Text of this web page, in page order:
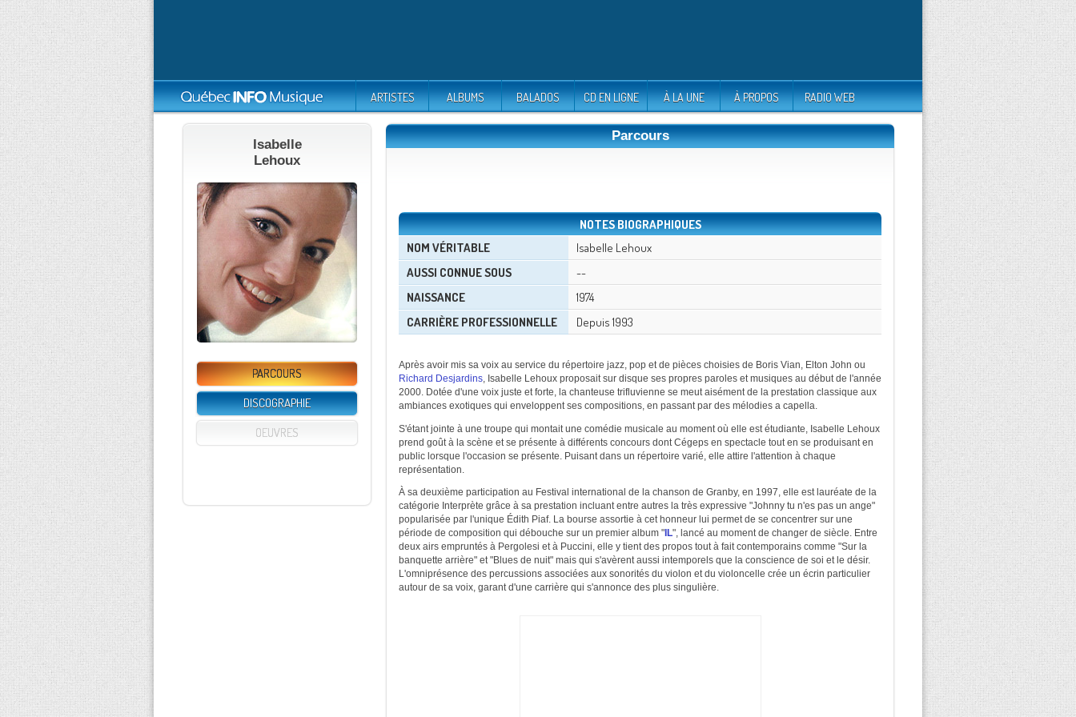
ARTISTES ALBUMS BALADOS CD EN LIGNE À LA UNE À PROPOS RADIO WEB
Isabelle
Lehoux
PARCOURS
DISCOGRAPHIE
OEUVRES
Parcours
NOTES BIOGRAPHIQUES
NOM VÉRITABLE
Isabelle Lehoux
AUSSI CONNUE SOUS
--
NAISSANCE
1974
CARRIÈRE PROFESSIONNELLE
Depuis 1993
Après avoir mis sa voix au service du répertoire jazz, pop et de pièces choisies de Boris Vian, Elton John ou
Richard Desjardins , Isabelle Lehoux proposait sur disque ses propres paroles et musiques au début de l'année
2000. Dotée d'une voix juste et forte, la chanteuse trifluvienne se meut aisément de la prestation classique aux
ambiances exotiques qui enveloppent ses compositions, en passant par des mélodies a capella.
S'étant jointe à une troupe qui montait une comédie musicale au moment où elle est étudiante, Isabelle Lehoux
prend goût à la scène et se présente à différents concours dont Cégeps en spectacle tout en se produisant en
public lorsque l'occasion se présente. Puisant dans un répertoire varié, elle attire l'attention à chaque
représentation.
À sa deuxième participation au Festival international de la chanson de Granby, en 1997, elle est lauréate de la
catégorie Interprète grâce à sa prestation incluant entre autres la très expressive "Johnny tu n'es pas un ange"
popularisée par l'unique Édith Piaf. La bourse assortie à cet honneur lui permet de se concentrer sur une
période de composition qui débouche sur un premier album " IL", lancé au moment de changer de siècle. Entre
deux airs empruntés à Pergolesi et à Puccini, elle y tient des propos tout à fait contemporains comme "Sur la
banquette arrière" et "Blues de nuit" mais qui s'avèrent aussi intemporels que la conscience de soi et le désir.
L'omniprésence des percussions associées aux sonorités du violon et du violoncelle crée un écrin particulier
autour de sa voix, garant d'une carrière qui s'annonce des plus singulière.